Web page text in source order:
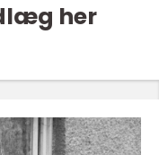
her